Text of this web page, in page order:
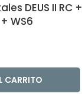
DEUS II RC +
WS6
CARRITO